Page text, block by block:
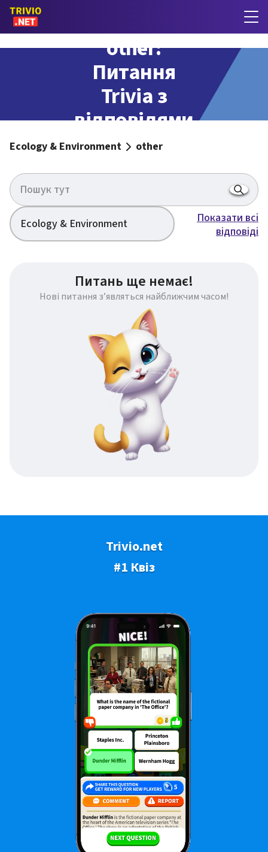
other:
Питання
Trivia з
відповідями
Ecology & Environment other
Ecology & Environment
Показати всі
відповіді
Питань ще немає!
Нові питання з’являться найближчим часом!
Trivio.net
#1 Квіз